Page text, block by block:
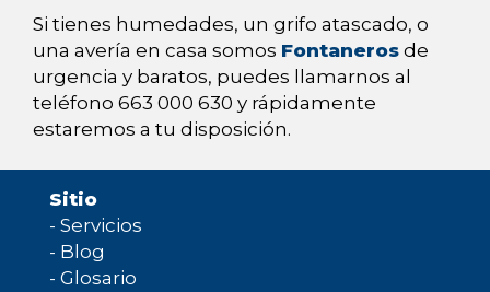
Si tienes humedades, un grifo atascado, o
una avería en casa somos Fontaneros de
urgencia y baratos, puedes llamarnos al
teléfono 663 000 630 y rápidamente
estaremos a tu disposición.
Sitio
- Servicios
- Blog
- Glosario